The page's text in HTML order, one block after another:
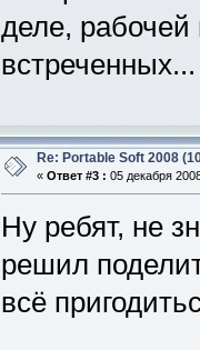
деле, рабочей
встреченных...
Re: Portable Soft 2008
« Ответ #3 : 05 декабря
Ну ребят, не
решил
всё